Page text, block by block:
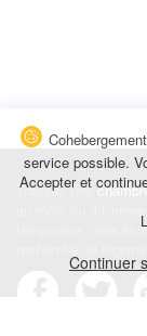
Trouvez une
au mois ou à
temporaire : des
service possible.
Accepter et
Continuer